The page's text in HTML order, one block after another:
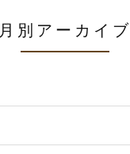
月別アーカイブ